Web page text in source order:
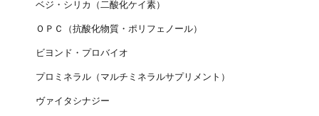
ベジ・シリカ（二酸化ケイ素）
ＯＰＣ（抗酸化物質・ポリフェノール）
ビヨンド・プロバイオ
プロミネラル（マルチミネラルサプリメント）
ヴァイタシナジー